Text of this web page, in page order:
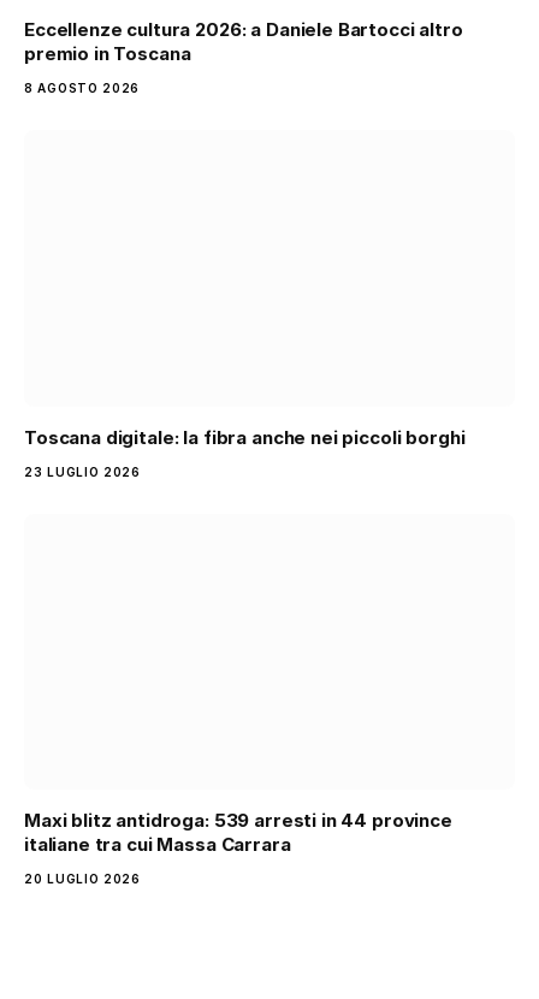
Eccellenze cultura 2026: a Daniele Bartocci altro
premio in Toscana
8 AGOSTO 2026
Toscana digitale: la fibra anche nei piccoli borghi
23 LUGLIO 2026
Maxi blitz antidroga: 539 arresti in 44 province
italiane tra cui Massa Carrara
20 LUGLIO 2026